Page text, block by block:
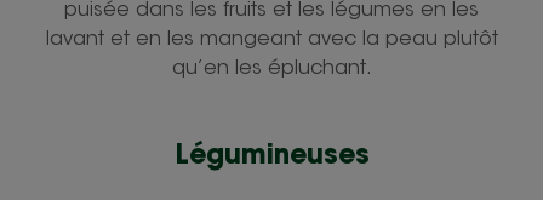
puisée dans les fruits et les légumes en les
lavant et en les mangeant avec la peau plutôt
qu’en les épluchant.
Légumineuses